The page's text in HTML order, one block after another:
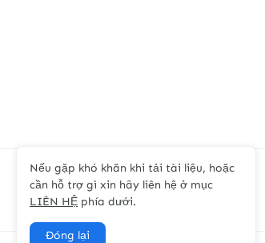
Nếu gặp khó khăn khi tải tài liệu, hoặc
cần hỗ trợ gì xin hãy liên hệ ở mục
LIÊN HỆ phía dưới.
Đóng lại